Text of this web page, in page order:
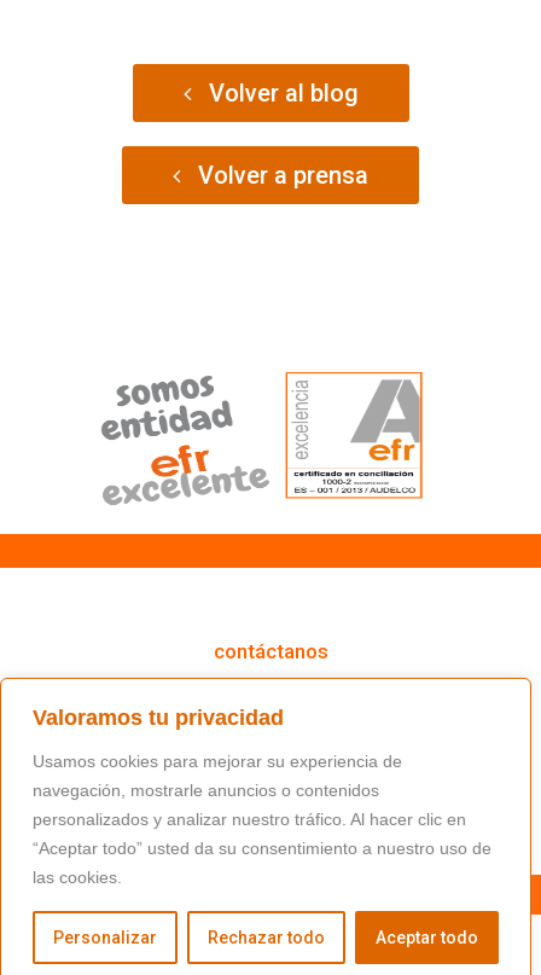
Valoramos tu privacidad
Usamos cookies para mejorar su experiencia de
navegación, mostrarle anuncios o contenidos
personalizados y analizar nuestro tráfico. Al hacer clic en
“Aceptar todo” usted da su consentimiento a nuestro uso de
las cookies.
Personalizar Rechazar todo Aceptar todo
Volver al blog
Volver a prensa
contáctanos
(+34) 91 766 98 56 / fundacion@masfamilia.org
síguenos en nuestras redes sociales